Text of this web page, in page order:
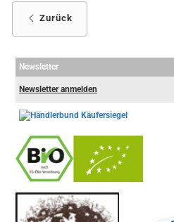
Zurück
Newsletter
Newsletter anmelden